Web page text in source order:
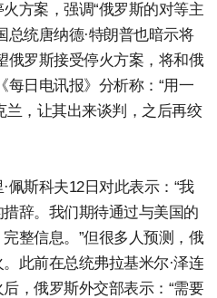
方案，强调“俄罗斯的对等主
总统唐纳德·特朗普也暗示将
俄罗斯接受停火方案，将和俄
每日电讯报》分析称：“用一
兰，让其出来谈判，之后再绞
佩斯科夫12日对此表示：“我
辞。我们期待通过与美国的
整信息。”但很多人预测，俄
此前在总统弗拉基米尔·泽连
，俄罗斯外交部表示：“需要